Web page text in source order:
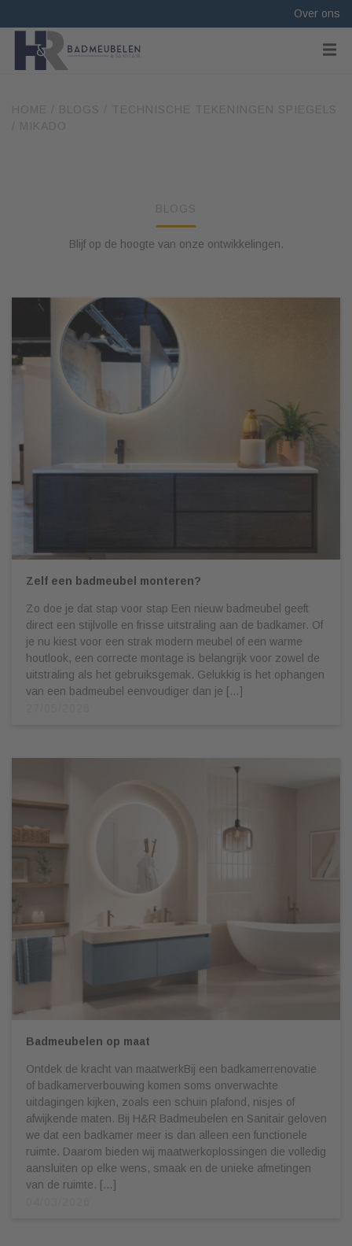
Over ons
HOME BLOGS
TECHNISCHE TEKENINGEN SPIEGELS
MIKADO
BLOGS
Blijf op de hoogte van onze ontwikkelingen.
Zelf een badmeubel monteren?
Zo doe je dat stap voor stap Een nieuw badmeubel geeft
direct een stijlvolle en frisse uitstraling aan de badkamer. Of
je nu kiest voor een strak modern meubel of een warme
houtlook, een correcte montage is belangrijk voor zowel de
uitstraling als het gebruiksgemak. Gelukkig is het ophangen
van een badmeubel eenvoudiger dan je […]
Badmeubelen op maat
Ontdek de kracht van maatwerkBij een badkamerrenovatie
of badkamerverbouwing komen soms onverwachte
uitdagingen kijken, zoals een schuin plafond, nisjes of
afwijkende maten. Bij H&R Badmeubelen en Sanitair geloven
we dat een badkamer meer is dan alleen een functionele
ruimte. Daarom bieden wij maatwerkoplossingen die volledig
aansluiten op elke wens, smaak en de unieke afmetingen
van de ruimte. […]